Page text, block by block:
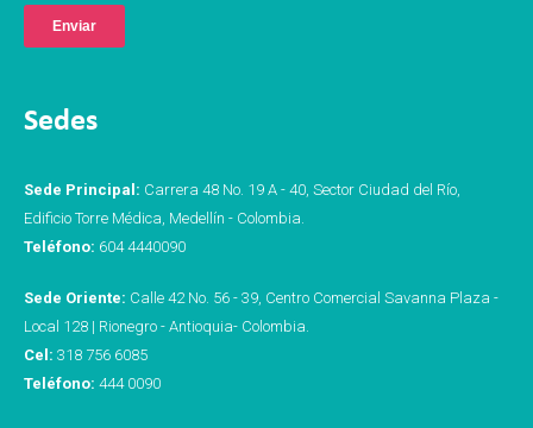
Sedes
Sede Principal: Carrera 48 No. 19 A - 40, Sector Ciudad del Río,
Edificio Torre Médica, Medellín - Colombia.
Teléfono: 604 4440090
Sede Oriente: Calle 42 No. 56 - 39, Centro Comercial Savanna Plaza -
Local 128 | Rionegro - Antioquia- Colombia.
Cel: 318 756 6085
Teléfono: 444 0090